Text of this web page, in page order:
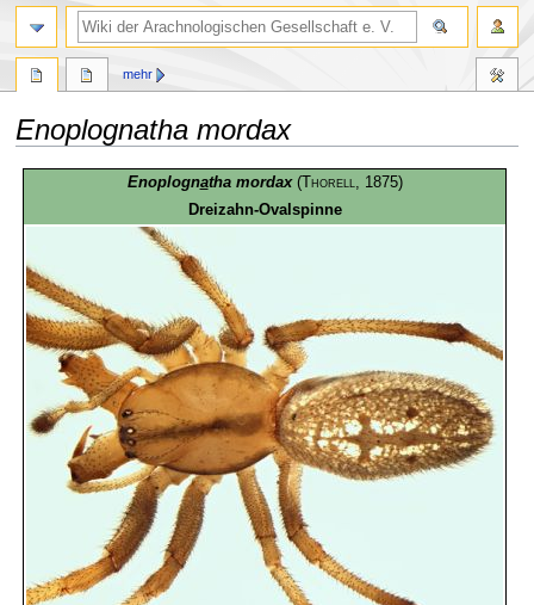
Enoplognatha mordax
springen
springen
Enoplognatha mordax (Thorell
, 1875)
Dreizahn-Ovalspinne
mehr